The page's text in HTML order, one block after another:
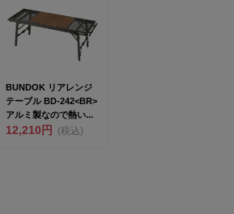
BUNDOK リアレンジ
テーブル BD-242<BR>
アルミ製なので熱い...
12,210円 (税込)